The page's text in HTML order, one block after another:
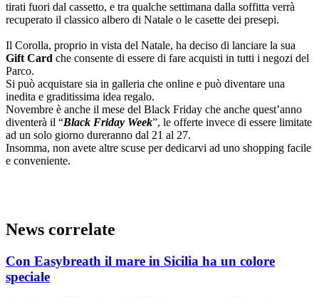
tirati fuori dal cassetto, e tra qualche settimana dalla soffitta verrà
recuperato il classico albero di Natale o le casette dei presepi.
Il Corolla, proprio in vista del Natale, ha deciso di lanciare la sua
Gift Card che consente di essere di fare acquisti in tutti i negozi del
Parco.
Si può acquistare sia in galleria che online e può diventare una
inedita e graditissima idea regalo.
Novembre è anche il mese del Black Friday che anche quest’anno
diventerà il “Black Friday Week”, le offerte invece di essere limitate
ad un solo giorno dureranno dal 21 al 27.
Insomma, non avete altre scuse per dedicarvi ad uno shopping facile
e conveniente.
News correlate
Con Easybreath il mare in Sicilia ha un colore
speciale